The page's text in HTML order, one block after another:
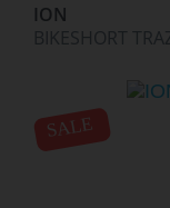
ION
BIKESHORT
SALE